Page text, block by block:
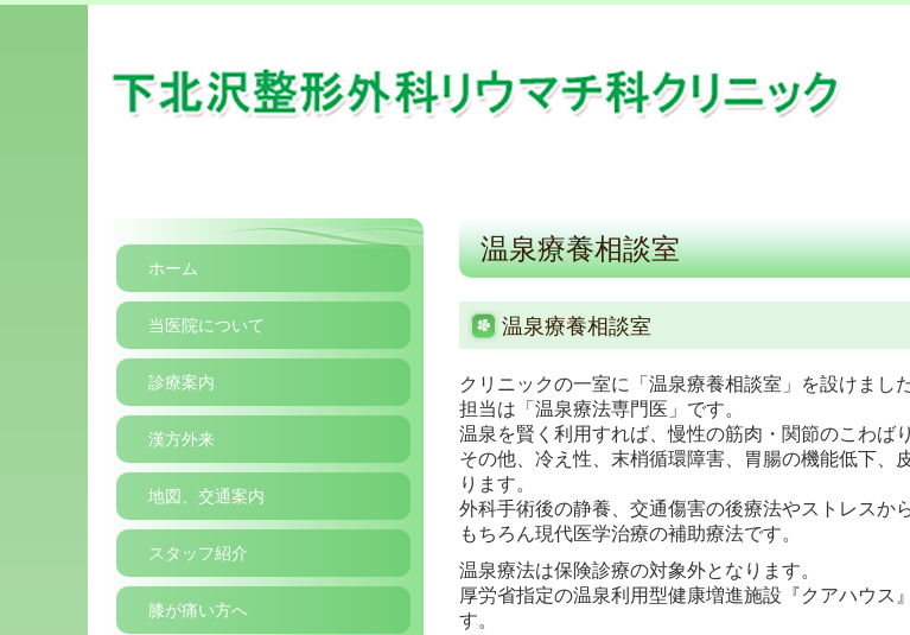
ホーム
当医院について
診療案内
漢方外来
地図、交通案内
スタッフ紹介
膝が痛い方へ
温泉療養相談室
温泉療養相談室
クリニックの一室に「温泉療養相談室」を設けました
担当は「温泉療法専門医」です。
温泉を賢く利用すれば、慢性の筋肉・関節のこわば
その他、冷え性、末梢循環障害、胃腸の機能低下、
ります。
外科手術後の静養、交通傷害の後療法やストレスか
もちろん現代医学治療の補助療法です。
温泉療法は保険診療の対象外となります。
厚労省指定の温泉利用型健康増進施設『クアハウス
す。